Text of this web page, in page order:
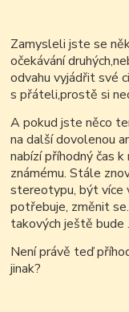
Zamysleli jste se
očekávání
odvahu vyjádřit své
s přáteli,prostě si
A pokud jste něco
na další dovolenou
nabízí příhodný čas
známému. Stále
stereotypu, být více
potřebuje, změnit
takových ještě bude
Není právě teď
jinak?